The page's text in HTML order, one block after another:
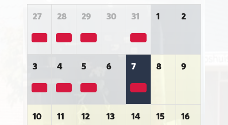
27 28 29 30 31 1 2
3 4 5 6 7 8 9
10 11 12 13 14 15 16